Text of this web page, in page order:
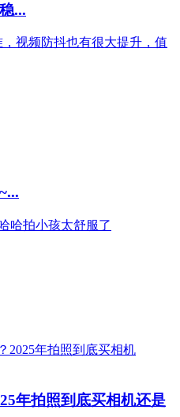
...
视频防抖也有很大提升，值
哈拍小孩太舒服了
年拍照到底买相机还是